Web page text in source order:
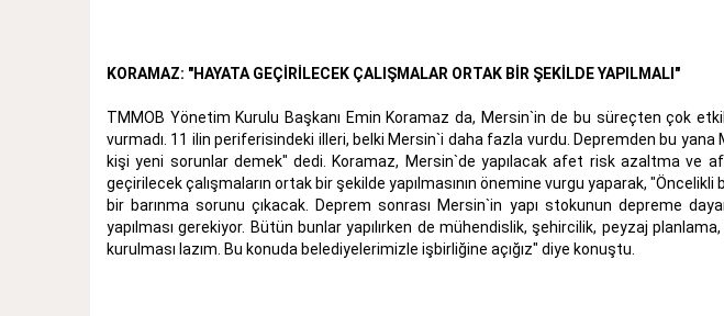
KORAMAZ: "HAYATA GEÇİRİLECEK ÇALIŞMALAR ORTAK BİR ŞEKİLDE YAPILMALI"
TMMOB Yönetim Kurulu Başkanı Emin Koramaz da, Mersin`in de bu süreçten çok
vurmadı. 11 ilin periferisindeki illeri, belki Mersin`i daha fazla vurdu. Depremden bu yana
kişi yeni sorunlar demek" dedi. Koramaz, Mersin`de yapılacak afet risk azaltma ve
geçirilecek çalışmaların ortak bir şekilde yapılmasının önemine vurgu yaparak,
bir barınma sorunu çıkacak. Deprem sonrası Mersin`in yapı stokunun depreme
yapılması gerekiyor. Bütün bunlar yapılırken de mühendislik, şehircilik, peyzaj
kurulması lazım. Bu konuda belediyelerimizle işbirliğine açığız" diye konuştu.